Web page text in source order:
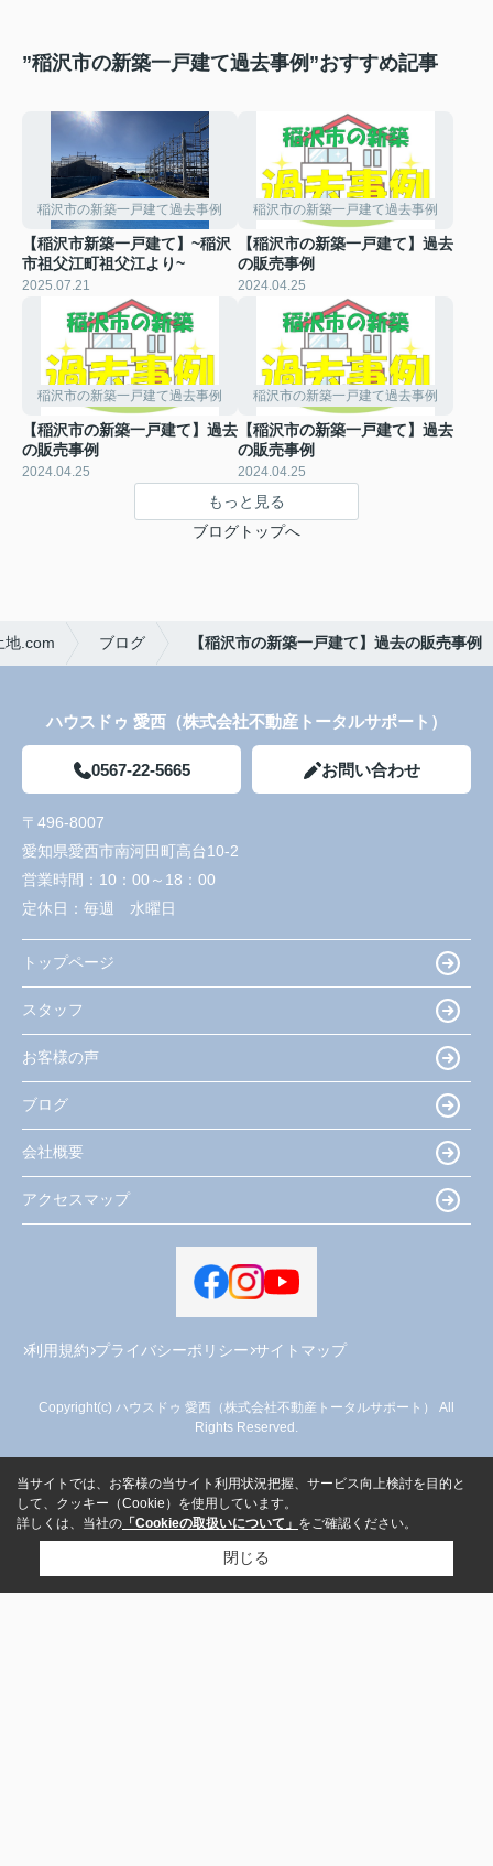
”稲沢市の新築一戸建て過去事例”おすすめ記事
稲沢市の新築一戸建て過去事例
【稲沢市新築一戸建て】~稲沢
市祖父江町祖父江より~
2025.07.21
稲沢市の新築一戸建て過去事例
【稲沢市の新築一戸建て】過去
の販売事例
2024.04.25
稲沢市の新築一戸建て過去事例
【稲沢市の新築一戸建て】過去
の販売事例
2024.04.25
稲沢市の新築一戸建て過去事例
【稲沢市の新築一戸建て】過去
の販売事例
2024.04.25
もっと見る
ブログトップへ
地.com ブログ 【稲沢市の新築一戸建て】過去の販売事例
ハウスドゥ 愛西（株式会社不動産トータルサポート）
0567-22-5665 お問い合わせ
〒496-8007
愛知県愛西市南河田町高台10-2
営業時間： 10：00～18：00
定休日： 毎週 水曜日
トップページ
スタッフ
お客様の声
ブログ
会社概要
アクセスマップ
利用規約 プライバシーポリシー サイトマップ
Copyright(c) ハウスドゥ 愛西（株式会社不動産トータルサポート） All
Rights Reserved.
当サイトでは、お客様の当サイト利用状況把握、サービス向上検討を目的と
して、クッキー（Cookie）を使用しています。
詳しくは、当社の 「Cookieの取扱いについて」 をご確認ください。
閉じる